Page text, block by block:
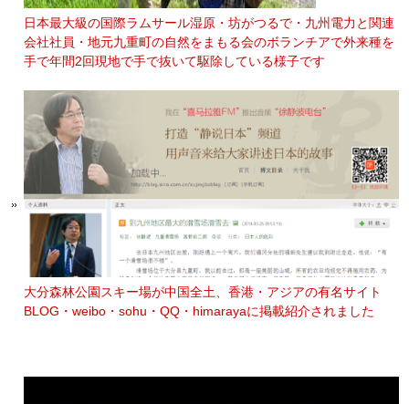
日本最大級の国際ラムサール湿原・坊がつるで・九州電力と関連
会社社員・地元九重町の自然をまもる会のボランチアで外来種を
手で年間2回現地で手で抜いて駆除している様子です
大分森林公園スキー場が中国全土、香港・アジアの有名サイト
BLOG・weibo・sohu・QQ・himarayaに掲載紹介されました